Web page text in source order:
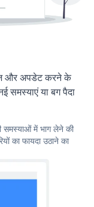
और अपडेट करने के
या बग पैदा
समस्याओं में भाग लेने की
का फायदा उठाने का